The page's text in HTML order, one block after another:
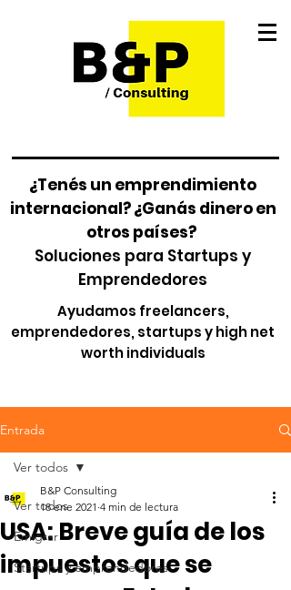
¿Tenés un emprendimiento
internacional? ¿Ganás dinero en
otros países?
Soluciones para Startups y
Emprendedores
Ayudamos freelancers,
emprendedores, startups y high net
worth individuals
Entrada
Ver todos
Emigrar
Startups y emprendedores
Ver todos
USA: Breve guía de los
impuestos que se
B&P Consulting
18 ene 2021 4 min de lectura